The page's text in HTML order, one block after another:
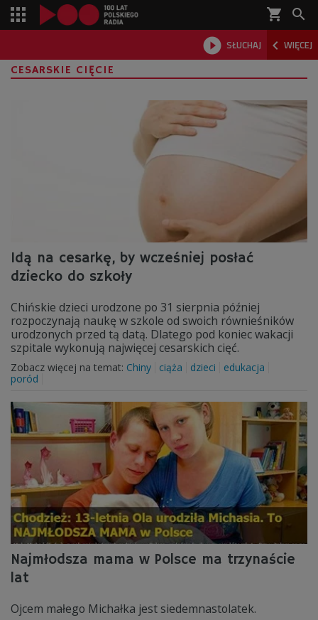
shopping_cart 
 SŁUCHAJ  WIĘCEJ

CESARSKIE CIĘCIE
Idą na cesarkę, by wcześniej posłać
dziecko do szkoły
Chińskie dzieci urodzone po 31 sierpnia później
rozpoczynają naukę w szkole od swoich równieśników
urodzonych przed tą datą. Dlatego pod koniec wakacji
szpitale wykonują najwięcej cesarskich cięć.
Zobacz więcej na temat: Chiny ciąża dzieci
edukacja
poród
Najmłodsza mama w Polsce ma trzynaście
lat
Ojcem małego Michałka jest siedemnastolatek.